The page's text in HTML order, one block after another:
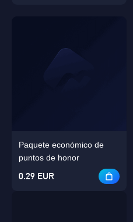
Paquete económico de
puntos de honor
0.29 EUR